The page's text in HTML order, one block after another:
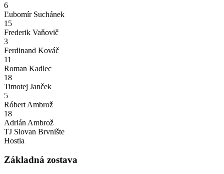
6
Ľubomír Suchánek
15
Frederik Vaňovič
3
Ferdinand Kováč
11
Roman Kadlec
18
Timotej Janček
5
Róbert Ambrož
18
Adrián Ambrož
TJ Slovan Brvnište
Hostia
Základná zostava